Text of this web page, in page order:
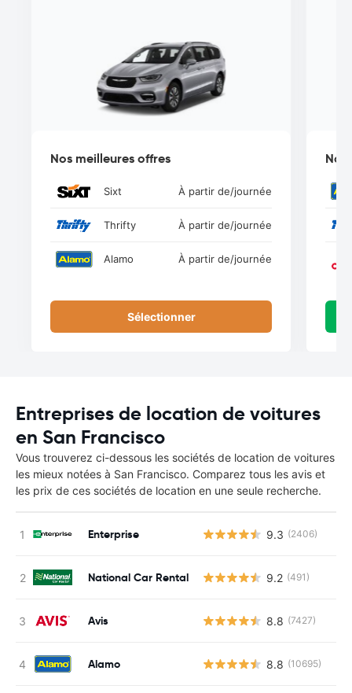
Nos meilleures offres
Sixt À partir de/journée
Thrifty À partir de/journée
Alamo À partir de/journée
Sélectionner
Nos
Entreprises de location de voitures
en San Francisco
Vous trouverez ci-dessous les sociétés de location de voitures
les mieux notées à San Francisco. Comparez tous les avis et
les prix de ces sociétés de location en une seule recherche.
Enterprise 9.3 (2406)
National Car Rental 9.2 (491)
Avis 8.8 (7427)
Alamo 8.8 (10695)